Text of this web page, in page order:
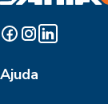
Ajuda